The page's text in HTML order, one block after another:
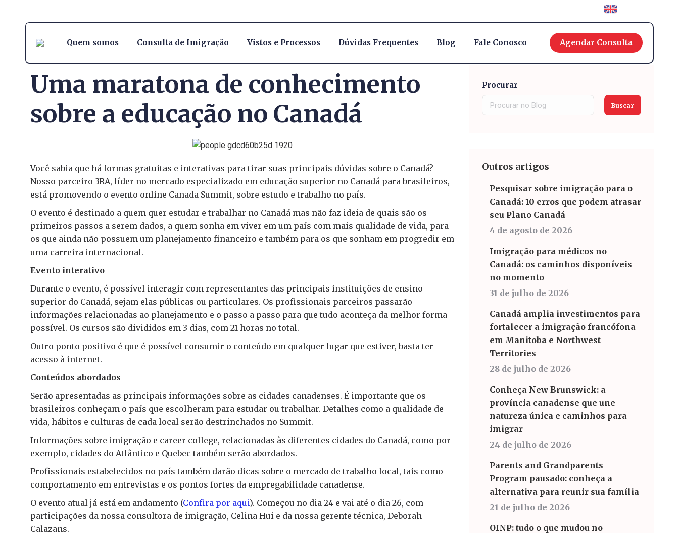
Quem somos Consulta de Imigração Vistos e Processos Dúvidas Frequentes Blog Fale Conosco Agendar Consulta
Uma maratona de conhecimento
sobre a educação no Canadá
Você sabia que há formas gratuitas e interativas para tirar suas principais dúvidas sobre o Canadá?
Nosso parceiro 3RA, líder no mercado especializado em educação superior no Canadá para brasileiros,
está promovendo o evento online Canada Summit, sobre estudo e trabalho no país.
O evento é destinado a quem quer estudar e trabalhar no Canadá mas não faz ideia de quais são os
primeiros passos a serem dados, a quem sonha em viver em um país com mais qualidade de vida, para
os que ainda não possuem um planejamento financeiro e também para os que sonham em progredir em
uma carreira internacional.
Evento interativo
Durante o evento, é possível interagir com representantes das principais instituições de ensino
superior do Canadá, sejam elas públicas ou particulares. Os profissionais parceiros passarão
informações relacionadas ao planejamento e o passo a passo para que tudo aconteça da melhor forma
possível. Os cursos são divididos em 3 dias, com 21 horas no total.
Outro ponto positivo é que é possível consumir o conteúdo em qualquer lugar que estiver, basta ter
acesso à internet.
Conteúdos abordados
Serão apresentadas as principais informações sobre as cidades canadenses. É importante que os
brasileiros conheçam o país que escolheram para estudar ou trabalhar. Detalhes como a qualidade de
vida, hábitos e culturas de cada local serão destrinchados no Summit.
Informações sobre imigração e career college, relacionadas às diferentes cidades do Canadá, como por
exemplo, cidades do Atlântico e Quebec também serão abordados.
Profissionais estabelecidos no país também darão dicas sobre o mercado de trabalho local, tais como
comportamento em entrevistas e os pontos fortes da empregabilidade canadense.
O evento atual já está em andamento (Confira por aqui). Começou no dia 24 e vai até o dia 26, com
participações da nossa consultora de imigração, Celina Hui e da nossa gerente técnica, Deborah
Calazans.
Procurar
Buscar
Outros artigos
Pesquisar sobre imigração para o
Canadá: 10 erros que podem atrasar
seu Plano Canadá
4 de agosto de 2026
Imigração para médicos no
Canadá: os caminhos disponíveis
no momento
31 de julho de 2026
Canadá amplia investimentos para
fortalecer a imigração francófona
em Manitoba e Northwest
Territories
28 de julho de 2026
Conheça New Brunswick: a
província canadense que une
natureza única e caminhos para
imigrar
24 de julho de 2026
Parents and Grandparents
Program pausado: conheça a
alternativa para reunir sua família
21 de julho de 2026
OINP: tudo o que mudou no